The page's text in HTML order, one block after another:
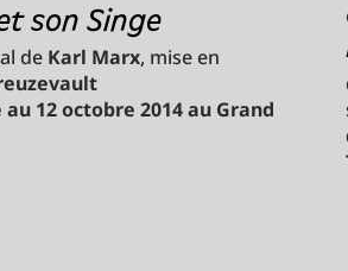
son Singe
de Karl Marx, mise en
12 octobre 2014 au Grand